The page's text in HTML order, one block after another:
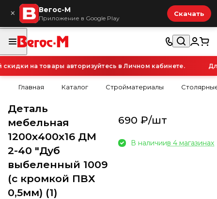
× Вегос-М
Приложение в Google Play
Скачать
на товары авторизуйтесь в Личном кабинете.
Главная Каталог Стройматериалы
Деталь
мебельная
1200х400х16 ДМ
2-40 "Дуб
выбеленный 1009
(с кромкой ПВХ
0,5мм) (1)
690 ₽/шт
В наличиив 4 магазинах